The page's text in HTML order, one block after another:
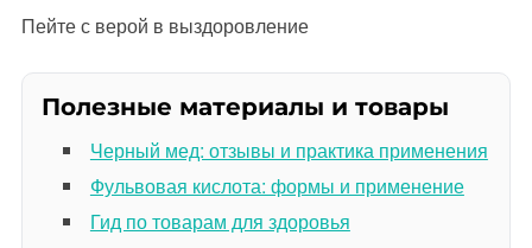
Пейте с верой в выздоровление
Полезные материалы и товары
Черный мед: отзывы и практика применения
Фульвовая кислота: формы и применение
Гид по товарам для здоровья